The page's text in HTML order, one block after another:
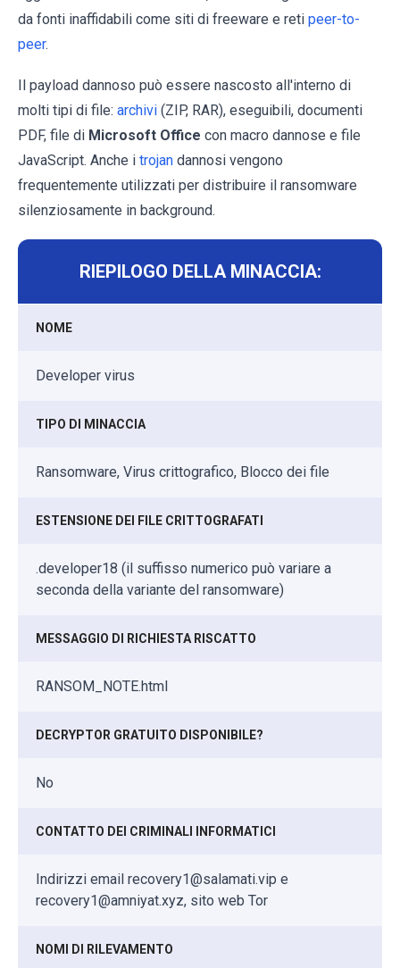
da fonti inaffidabili come siti di freeware e reti peer-to-
peer.
Il payload dannoso può essere nascosto all'interno di
molti tipi di file: archivi (ZIP, RAR), eseguibili, documenti
PDF, file di Microsoft Office con macro dannose e file
JavaScript. Anche i trojan dannosi vengono
frequentemente utilizzati per distribuire il ransomware
silenziosamente in background.
RIEPILOGO DELLA MINACCIA:
NOME
Developer virus
TIPO DI MINACCIA
Ransomware, Virus crittografico, Blocco dei file
ESTENSIONE DEI FILE CRITTOGRAFATI
.developer18 (il suffisso numerico può variare a
seconda della variante del ransomware)
MESSAGGIO DI RICHIESTA RISCATTO
RANSOM_NOTE.html
DECRYPTOR GRATUITO DISPONIBILE?
No
CONTATTO DEI CRIMINALI INFORMATICI
Indirizzi email recovery1@salamati.vip e
recovery1@amniyat.xyz, sito web Tor
NOMI DI RILEVAMENTO